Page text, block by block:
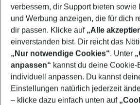
Familienurlaub Meloneras
Frübucher Angebote
Footer
Footer navigation
Über uns
AGB
verbessern, dir Support bieten sowie
und Werbung anzeigen, die für dich
dir passen. Klicke auf „Alle
einverstanden bist. Dir reicht das
„Nur notwendige Cookies“. Unter
anpassen“ kannst du deine Cookie-
individuell anpassen. Du kannst
Einstellungen natürlich jederzeit
– klicke dazu einfach unten auf